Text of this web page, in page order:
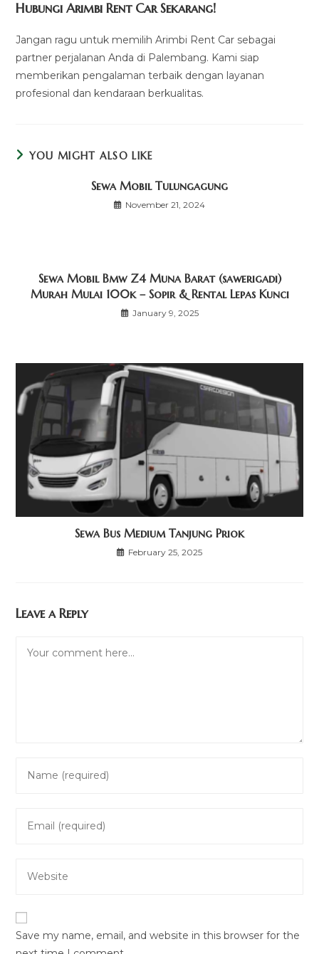
Hubungi Arimbi Rent Car Sekarang!
Jangan ragu untuk memilih Arimbi Rent Car sebagai
partner perjalanan Anda di Palembang. Kami siap
memberikan pengalaman terbaik dengan layanan
profesional dan kendaraan berkualitas.
YOU MIGHT ALSO LIKE
Sewa Mobil Tulungagung
November 21, 2024
Sewa Mobil Bmw Z4 Muna Barat (sawerigadi)
Murah Mulai 100k – Sopir & Rental Lepas Kunci
January 9, 2025
Sewa Bus Medium Tanjung Priok
February 25, 2025
Leave a Reply
your
comment
your
address
your
URL
(optional)
Save my name, email, and website in this browser for the